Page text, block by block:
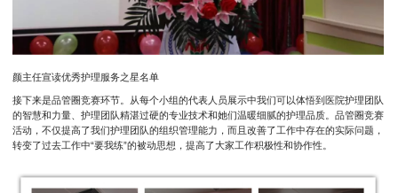
颜主任宣读优秀护理服务之星名单
接下来是品管圈竞赛环节。从每个小组的代表人员展示中我们可以体悟到医院护理团队
的智慧和力量、护理团队精湛过硬的专业技术和她们温暖细腻的护理品质。品管圈竞赛
活动，不仅提高了我们护理团队的组织管理能力，而且改善了工作中存在的实际问题，
转变了过去工作中“要我练”的被动思想，提高了大家工作积极性和协作性。